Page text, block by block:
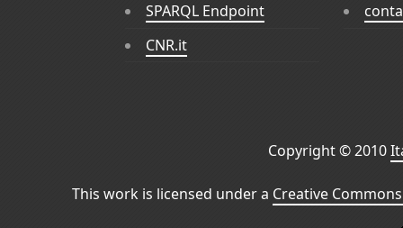
SPARQL Endpoint
CNR.it
Copyright © 2010
This work is licensed under a Creative